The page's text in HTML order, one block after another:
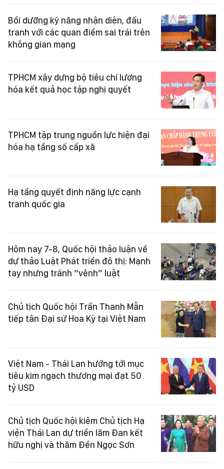
Bồi dưỡng kỹ năng nhận diện, đấu
tranh với các quan điểm sai trái trên
không gian mạng
TPHCM xây dựng bộ tiêu chí lượng
hóa kết quả học tập nghị quyết
TPHCM tập trung nguồn lực hiện đại
hóa hạ tầng số cấp xã
Hạ tầng quyết định năng lực cạnh
tranh quốc gia
Hôm nay 7-8, Quốc hội thảo luận về
dự thảo Luật Phát triển đô thị: Mạnh
tay nhưng tránh “vênh” luật
Chủ tịch Quốc hội Trần Thanh Mẫn
tiếp tân Đại sứ Hoa Kỳ tại Việt Nam
Việt Nam - Thái Lan hướng tới mục
tiêu kim ngạch thương mại đạt 50
tỷ USD
Chủ tịch Quốc hội kiêm Chủ tịch Hạ
viện Thái Lan dự triển lãm Đan kết
hữu nghị và thăm Đền Ngọc Sơn